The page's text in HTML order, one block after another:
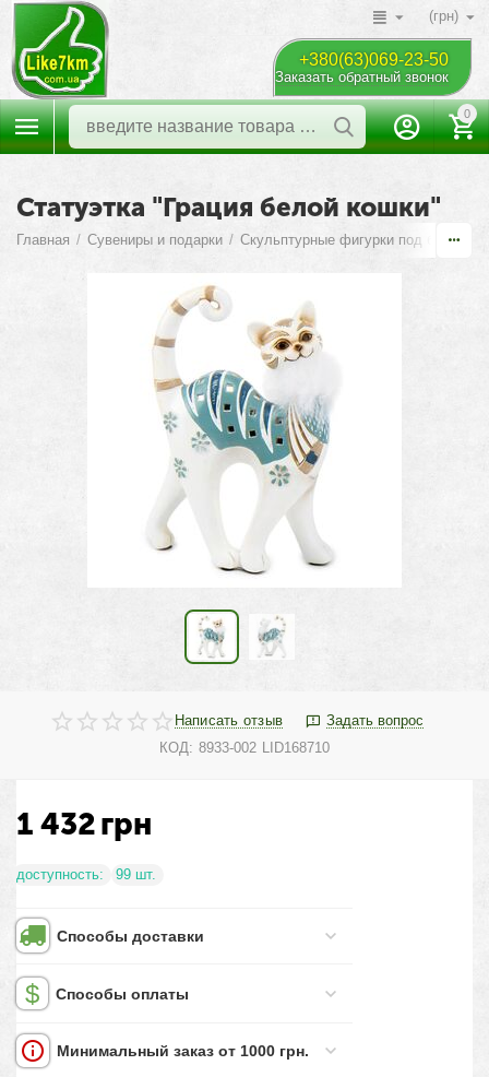
(грн)
+380(63)069-23-50
Заказать обратный звонок
0
Статуэтка "Грация белой кошки"
Главная / Сувениры и подарки / Скульптурные фигурки под бронзу
Написать отзыв
Задать вопрос
КОД: 8933-002 LID168710
1 432грн
доступность: 99 шт.
Способы доставки
Способы оплаты
Минимальный заказ от 1000 грн.